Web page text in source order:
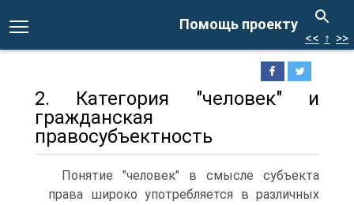
Помощь проекту
<< ↑ >>
2. Категория "человек" и
гражданская
правосубъектность
Понятие "человек" в смысле субъекта
права широко употребляется в различных